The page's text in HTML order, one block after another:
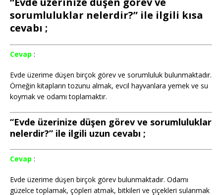
sorumluluklar nelerdir?” ile ilgili kısa
cevabı ;
Cevap :
Evde üzerime düşen birçok görev ve sorumluluk bulunmaktadır.
Örneğin kitapların tozunu almak, evcil hayvanlara yemek ve su
koymak ve odamı toplamaktır.
“Evde üzerinize düşen görev ve sorumluluklar
nelerdir?” ile ilgili uzun cevabı ;
Cevap :
Evde üzerime düşen birçok görev bulunmaktadır. Odamı
güzelce toplamak, çöpleri atmak, bitkileri ve çiçekleri sulanmak